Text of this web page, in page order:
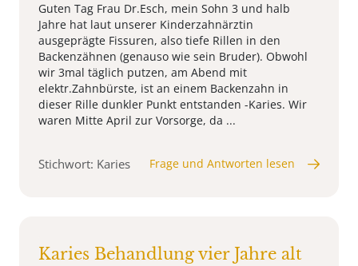
Guten Tag Frau Dr.Esch, mein Sohn 3 und halb
Jahre hat laut unserer Kinderzahnärztin
ausgeprägte Fissuren, also tiefe Rillen in den
Backenzähnen (genauso wie sein Bruder). Obwohl
wir 3mal täglich putzen, am Abend mit
elektr.Zahnbürste, ist an einem Backenzahn in
dieser Rille dunkler Punkt entstanden -Karies. Wir
waren Mitte April zur Vorsorge, da ...
Stichwort: Karies Frage und Antworten lesen
Karies Behandlung vier Jahre alt